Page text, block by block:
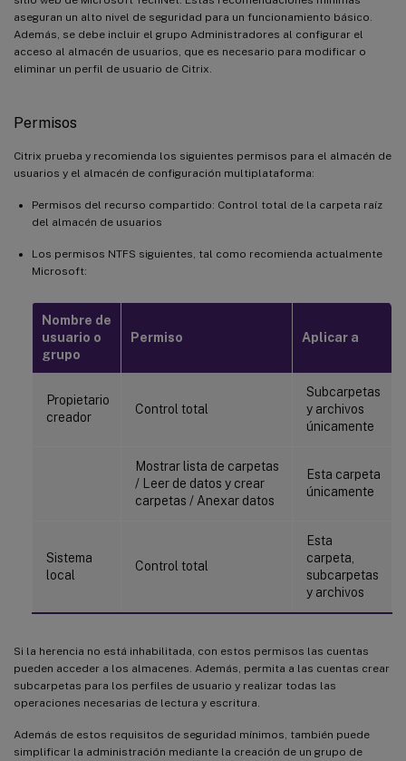
aseguran un alto nivel de seguridad para un funcionamiento básico.
Además, se debe incluir el grupo Administradores al configurar el
acceso al almacén de usuarios, que es necesario para modificar o
eliminar un perfil de usuario de Citrix.
Permisos
Citrix prueba y recomienda los siguientes permisos para el almacén de
usuarios y el almacén de configuración multiplataforma:
Permisos del recurso compartido: Control total de la carpeta raíz
del almacén de usuarios
Los permisos NTFS siguientes, tal como recomienda actualmente
Microsoft:
Nombre de
usuario o
grupo
Permiso Aplicar a
Propietario
creador
Control total
Subcarpetas
y archivos
únicamente
Mostrar lista de carpetas
/ Leer de datos y crear
carpetas / Anexar datos
Esta carpeta
únicamente
Sistema
local
Control total
Esta
carpeta,
subcarpetas
y archivos
Si la herencia no está inhabilitada, con estos permisos las cuentas
pueden acceder a los almacenes. Además, permita a las cuentas crear
subcarpetas para los perfiles de usuario y realizar todas las
operaciones necesarias de lectura y escritura.
Además de estos requisitos de seguridad mínimos, también puede
simplificar la administración mediante la creación de un grupo de